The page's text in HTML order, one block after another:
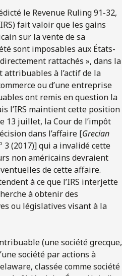
le Revenue Ruling 91-32,
fait valoir que les gains
sur la vente de sa
sont imposables aux États-
rattachés », dans la
à l’actif de la
ou d’une entreprise
ont remis en question la
l’IRS maintient cette position
13 juillet, la Cour de l’impôt
dans l’affaire [Grecian
3 (2017)] qui a invalidé cette
non américains devraient
de cette affaire.
à ce que l’IRS interjette
à obtenir des
ou législatives visant à la
(une société grecque,
société par actions à
classée comme société